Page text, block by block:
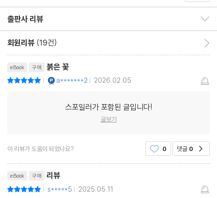
(참고) 종이책 기준 쪽수: 35 (추정치)
출판사 리뷰
회원리뷰 (19건)
eBook 구매 붉은 꽃
| a*******2 | 2026.02.05
스포일러가 포함된 글입니다!
글보기
이 리뷰가 도움이 되었나요? 0 댓글 0
eBook 구매 리뷰
| s*****5 | 2025.05.11